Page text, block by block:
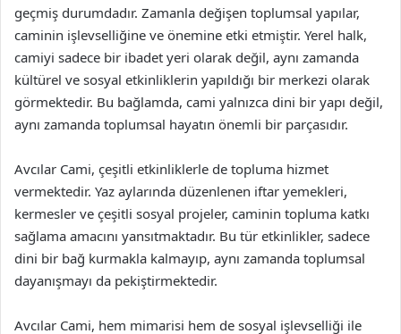
geçmiş durumdadır. Zamanla değişen toplumsal yapılar,
caminin işlevselliğine ve önemine etki etmiştir. Yerel halk,
camiyi sadece bir ibadet yeri olarak değil, aynı zamanda
kültürel ve sosyal etkinliklerin yapıldığı bir merkezi olarak
görmektedir. Bu bağlamda, cami yalnızca dini bir yapı değil,
aynı zamanda toplumsal hayatın önemli bir parçasıdır.
Avcılar Cami, çeşitli etkinliklerle de topluma hizmet
vermektedir. Yaz aylarında düzenlenen iftar yemekleri,
kermesler ve çeşitli sosyal projeler, caminin topluma katkı
sağlama amacını yansıtmaktadır. Bu tür etkinlikler, sadece
dini bir bağ kurmakla kalmayıp, aynı zamanda toplumsal
dayanışmayı da pekiştirmektedir.
Avcılar Cami, hem mimarisi hem de sosyal işlevselliği ile